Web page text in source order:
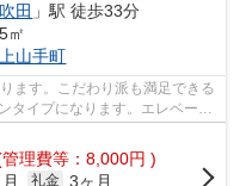
吹田 」駅 徒歩33分
㎡
上山手町
ます。こだわり派も満足できる
タイプになります。エレベータ
理費等：8,000円 )
礼金 3ヶ月